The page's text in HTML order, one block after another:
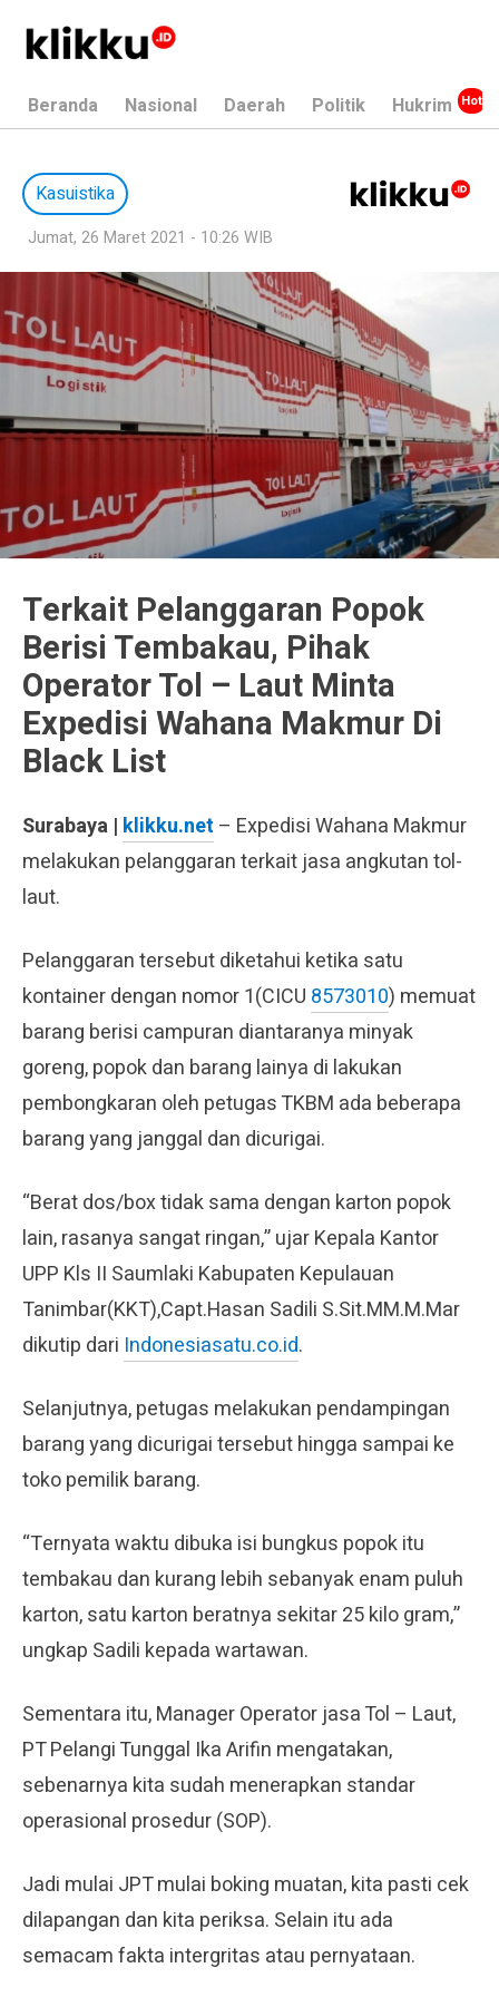
Beranda Nasional Daerah Politik Hukrim
Kasuistika
Jumat, 26 Maret 2021 - 10:26 WIB
Terkait Pelanggaran Popok
Berisi Tembakau, Pihak
Operator Tol – Laut Minta
Expedisi Wahana Makmur Di
Black List
Surabaya | klikku.net – Expedisi Wahana Makmur
melakukan pelanggaran terkait jasa angkutan tol-
laut.
Pelanggaran tersebut diketahui ketika satu
kontainer dengan nomor 1(CICU 8573010) memuat
barang berisi campuran diantaranya minyak
goreng, popok dan barang lainya di lakukan
pembongkaran oleh petugas TKBM ada beberapa
barang yang janggal dan dicurigai.
“Berat dos/box tidak sama dengan karton popok
lain, rasanya sangat ringan,” ujar Kepala Kantor
UPP Kls II Saumlaki Kabupaten Kepulauan
Tanimbar(KKT),Capt.Hasan Sadili S.Sit.MM.M.Mar
dikutip dari Indonesiasatu.co.id.
Selanjutnya, petugas melakukan pendampingan
barang yang dicurigai tersebut hingga sampai ke
toko pemilik barang.
“Ternyata waktu dibuka isi bungkus popok itu
tembakau dan kurang lebih sebanyak enam puluh
karton, satu karton beratnya sekitar 25 kilo gram,”
ungkap Sadili kepada wartawan.
Sementara itu, Manager Operator jasa Tol – Laut,
PT Pelangi Tunggal Ika Arifin mengatakan,
sebenarnya kita sudah menerapkan standar
operasional prosedur (SOP).
Jadi mulai JPT mulai boking muatan, kita pasti cek
dilapangan dan kita periksa. Selain itu ada
semacam fakta intergritas atau pernyataan.